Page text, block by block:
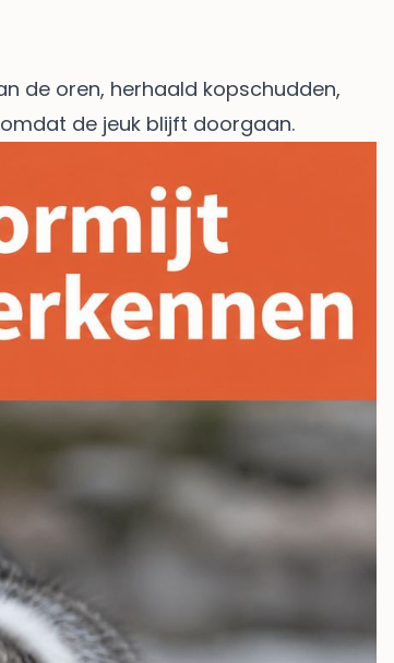
de oren, herhaald kopschudden,
de jeuk blijft doorgaan.